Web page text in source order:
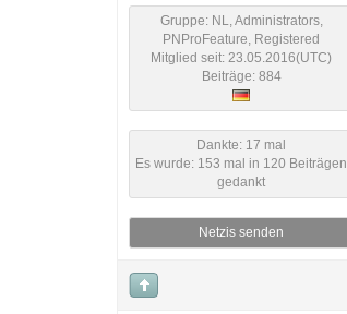
Gruppe: NL, Administrators,
PNProFeature, Registered
Mitglied seit: 23.05.2016(UTC)
Beiträge: 884
Dankte: 17 mal
Es wurde: 153 mal in 120 Beiträgen
gedankt
Netzis senden